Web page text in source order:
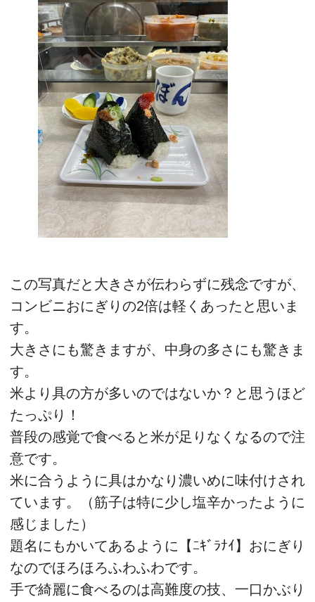
この写真だと大きさが伝わらずに残念ですが、
コンビニおにぎりの2倍は軽くあったと思いま
す。
大きさにも驚きますが、中身の多さにも驚きま
す。
米より具の方が多いのではないか？と思うほど
たっぷり！
普段の感覚で食べると米が足りなくなるので注
意です。
米に合うように具はかなり濃いめに味付けされ
ています。（筋子は特に少し塩辛かったように
感じました）
題名にもかいてあるように【ﾆｷﾞﾗﾅｲ】おにぎり
なのでほろほろふわふわです。
手で綺麗に食べるのは高難度の技、一口かぶり